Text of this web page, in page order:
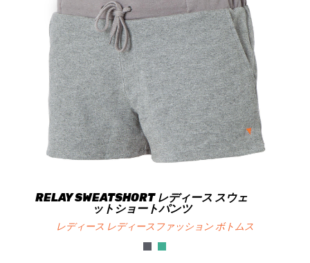
RELAY SWEATSHORT レディース スウェ
ットショートパンツ
レディース レディースファッション ボトムス